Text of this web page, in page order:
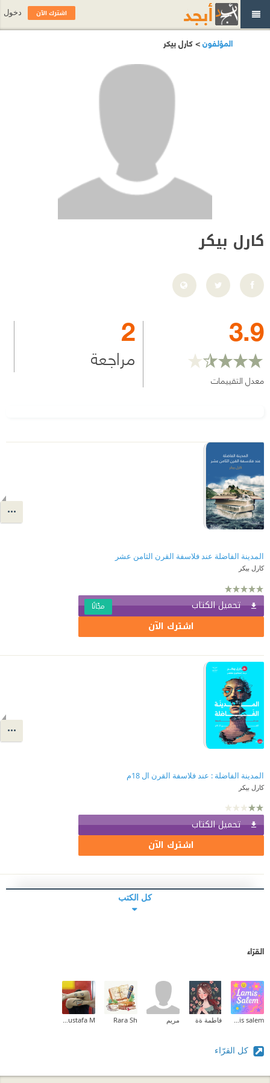
المؤلفون> كارل بيكر
كارل بيكر
3.9
معدل التقييمات
2
مراجعة
المدينة الفاضلة عند فلاسفة القرن الثامن عشر
كارل بيكر
تحميل الكتاب مجّانًا
اشترك الآن
المدينة الفاضلة : عند فلاسفة القرن ال 18م
كارل بيكر
تحميل الكتاب
اشترك الآن
كل الكتب
القرّاء
فاطمة ةة مريم Rara Sh
كل القرّاء
اشترك الآن دخول